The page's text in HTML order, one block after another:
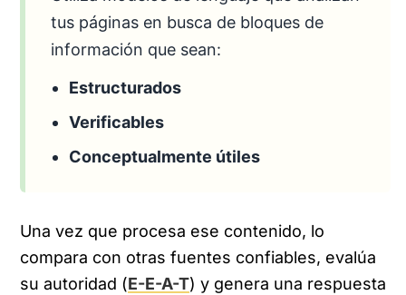
tus páginas en busca de bloques de
información que sean:
Estructurados
Verificables
Conceptualmente útiles
Una vez que procesa ese contenido, lo
compara con otras fuentes confiables, evalúa
su autoridad (E-E-A-T) y genera una respuesta